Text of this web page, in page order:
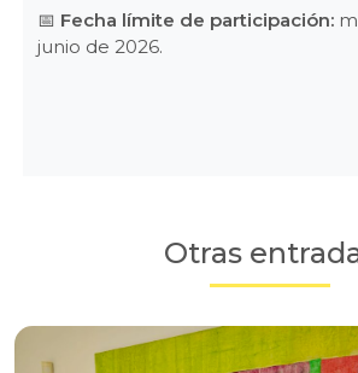
📅 Fecha límite de participación:
junio de 2026.
Otras